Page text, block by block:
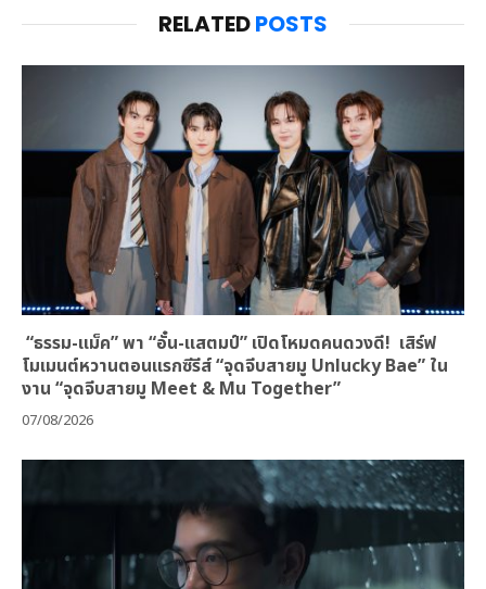
RELATEDPOSTS
“ธรรม-แม็ค” พา “อั๋น-แสตมป์” เปิดโหมดคนดวงดี! เสิร์ฟ
โมเมนต์หวานตอนแรกซีรีส์ “จุดจีบสายมู Unlucky Bae” ใน
งาน “จุดจีบสายมู Meet & Mu Together”
07/08/2026